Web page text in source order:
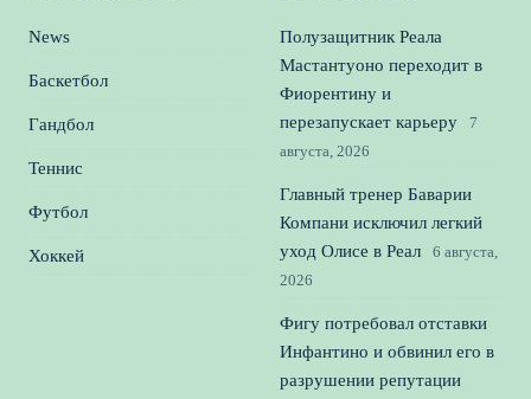
News
Баскетбол
Гандбол
Теннис
Футбол
Хоккей
Полузащитник Реала
Мастантуоно переходит в
Фиорентину и
перезапускает карьеру
7
августа, 2026
Главный тренер Баварии
Компани исключил легкий
уход Олисе в Реал
6 августа,
2026
Фигу потребовал отставки
Инфантино и обвинил его в
разрушении репутации